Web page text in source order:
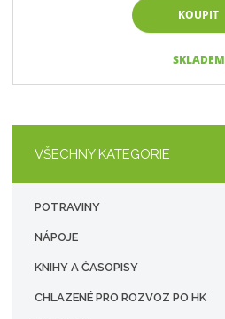
KOUPIT
SKLADEM
VŠECHNY KATEGORIE
POTRAVINY
NÁPOJE
KNIHY A ČASOPISY
CHLAZENÉ PRO ROZVOZ PO HK